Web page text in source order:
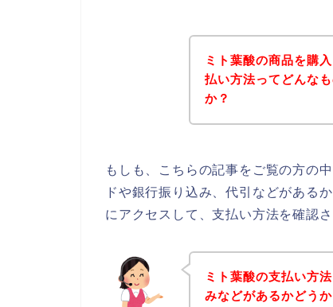
ミト葉酸の商品を購
払い方法ってどんな
か？
もしも、こちらの記事をご覧の方の
ドや銀行振り込み、代引などがある
にアクセスして、支払い方法を確認
ミト葉酸の支払い方
みなどがあるかどう